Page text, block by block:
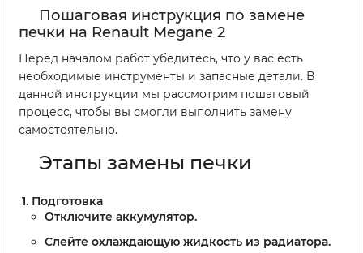
Пошаговая инструкция по замене
печки на Renault Megane 2
Перед началом работ убедитесь, что у вас есть
необходимые инструменты и запасные детали. В
данной инструкции мы рассмотрим пошаговый
процесс, чтобы вы смогли выполнить замену
самостоятельно.
Этапы замены печки
Подготовка
Отключите аккумулятор.
Слейте охлаждающую жидкость из радиатора.